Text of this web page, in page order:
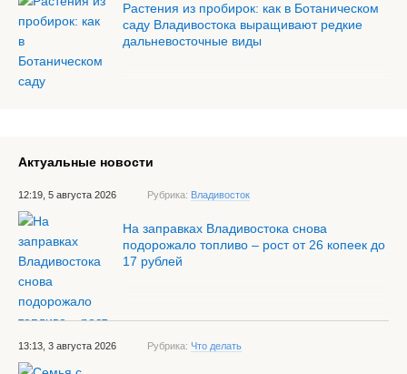
Растения из пробирок: как в Ботаническом
саду Владивостока выращивают редкие
дальневосточные виды
Актуальные новости
12:19, 5 августа 2026 Рубрика: Владивосток
На заправках Владивостока снова
подорожало топливо – рост от 26 копеек до
17 рублей
13:13, 3 августа 2026 Рубрика: Что делать